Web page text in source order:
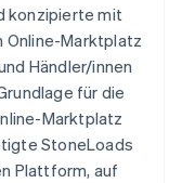
konzipierte mit
Online-Marktplatz
Händler/innen
für die
Marktplatz
StoneLoads
Plattform, auf